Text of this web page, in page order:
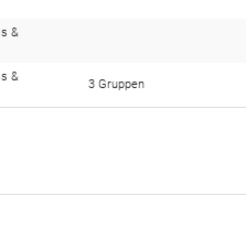
&
&
3 Gruppen